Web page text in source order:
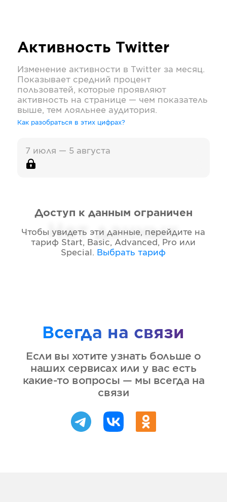
Активность Twitter
Изменение активности в Twitter за месяц.
Показывает средний процент
пользоватей, которые проявляют
активность на странице — чем показатель
выше, тем лояльнее аудитория.
Как разобраться в этих цифрах?
7 июля — 5 августа
Нет данных
Доступ к данным ограничен
Чтобы увидеть эти данные, перейдите на
тариф Start, Basic, Advanced, Pro или
Special . Выбрать тариф
Всегда на связи
Если вы хотите узнать больше о
наших сервисах или у вас есть
какие-то вопросы — мы всегда на
связи